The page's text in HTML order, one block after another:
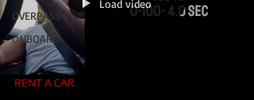
OVERPASS
ONBOARD
Load video
RENT A CAR